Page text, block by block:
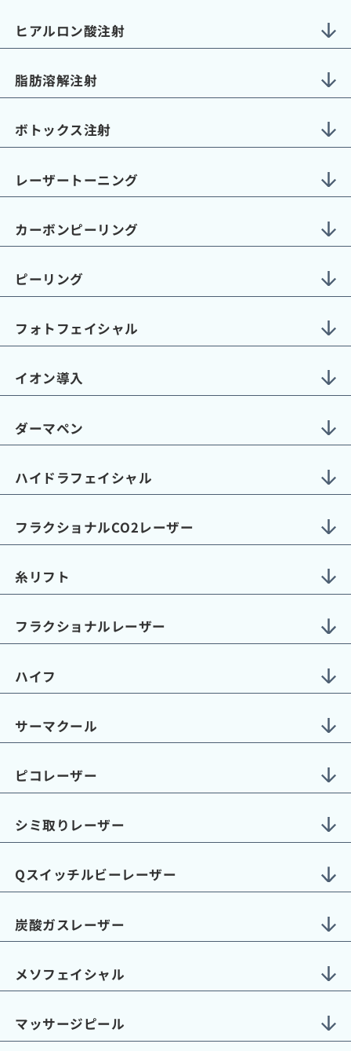
ヒアルロン酸注射
脂肪溶解注射
ボトックス注射
レーザートーニング
カーボンピーリング
ピーリング
フォトフェイシャル
イオン導入
ダーマペン
ハイドラフェイシャル
フラクショナルCO2レーザー
糸リフト
フラクショナルレーザー
ハイフ
サーマクール
ピコレーザー
シミ取りレーザー
Qスイッチルビーレーザー
炭酸ガスレーザー
メソフェイシャル
マッサージピール